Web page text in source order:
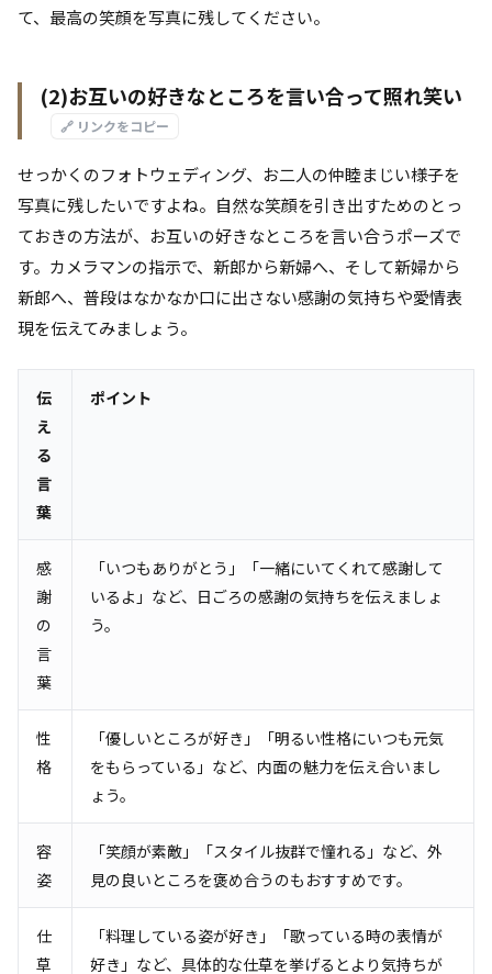
て、最高の笑顔を写真に残してください。
(2)お互いの好きなところを言い合って照れ笑い
🔗 リンクをコピー
せっかくのフォトウェディング、お二人の仲睦まじい様子を
写真に残したいですよね。自然な笑顔を引き出すためのとっ
ておきの方法が、お互いの好きなところを言い合うポーズで
す。カメラマンの指示で、新郎から新婦へ、そして新婦から
新郎へ、普段はなかなか口に出さない感謝の気持ちや愛情表
現を伝えてみましょう。
伝
え
る
言
葉
ポイント
感
謝
の
言
葉
「いつもありがとう」「一緒にいてくれて感謝して
いるよ」など、日ごろの感謝の気持ちを伝えましょ
う。
性
格
「優しいところが好き」「明るい性格にいつも元気
をもらっている」など、内面の魅力を伝え合いまし
ょう。
容
姿
「笑顔が素敵」「スタイル抜群で憧れる」など、外
見の良いところを褒め合うのもおすすめです。
仕
草
「料理している姿が好き」「歌っている時の表情が
好き」など、具体的な仕草を挙げるとより気持ちが